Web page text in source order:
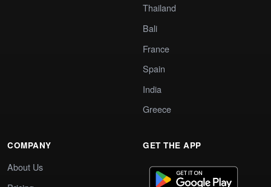
Thailand
Bali
France
Spain
India
Greece
COMPANY
About Us
GET THE APP